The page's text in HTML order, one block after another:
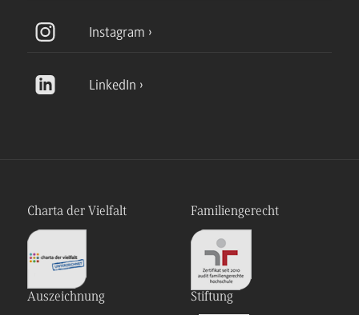
Instagram
LinkedIn
Charta der Vielfalt Familiengerecht
Auszeichnung Stiftung